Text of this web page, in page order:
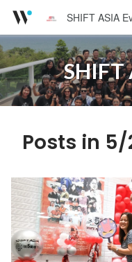
SHIFT ASIA
SHIFT
Posts in 5/